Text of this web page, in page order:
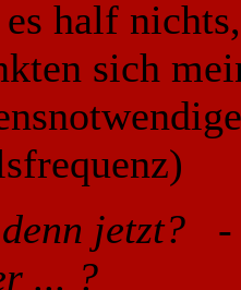
half
sich
denn jetzt? -
... ?